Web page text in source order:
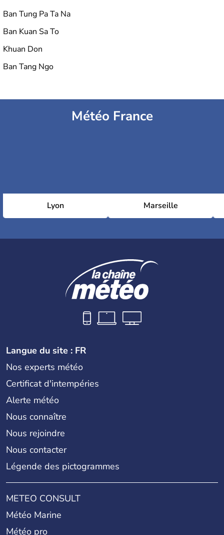
Ban Tung Pa Ta Na
Ban Kuan Sa To
Khuan Don
Ban Tang Ngo
Météo France
Lyon Marseille
Langue du site : FR
Nos experts météo
Certificat d'intempéries
Alerte météo
Nous connaître
Nous rejoindre
Nous contacter
Légende des pictogrammes
METEO CONSULT
Météo Marine
Météo pro